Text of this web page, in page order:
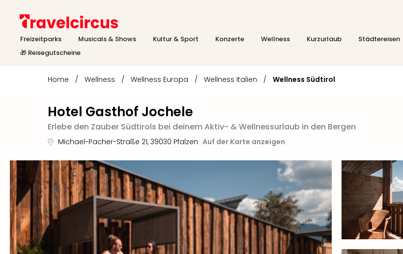
Freizeitparks Musicals & Shows Kultur & Sport Konzerte Wellness Kurzurlaub Städtereisen
🎁 Reisegutscheine
Home / Wellness / Wellness Europa / Wellness Italien / Wellness Südtirol
Hotel Gasthof Jochele
Erlebe den Zauber Südtirols bei deinem Aktiv- & Wellnessurlaub in den Bergen
Michael-Pacher-Straße 21, 39030 Pfalzen Auf der Karte anzeigen